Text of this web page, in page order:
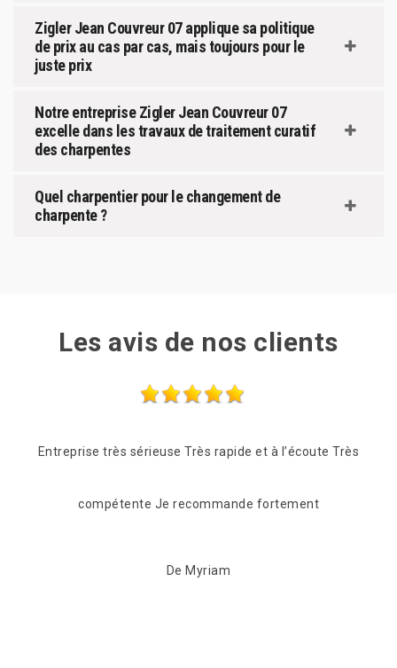
Zigler Jean Couvreur 07 applique sa politique
de prix au cas par cas, mais toujours pour le
juste prix
Notre entreprise Zigler Jean Couvreur 07
excelle dans les travaux de traitement curatif
des charpentes
Quel charpentier pour le changement de
charpente ?
Les avis de nos clients
Professionnel, réactif rapide et competant qui a su
être à l'écoute de nos demandes . A recommander